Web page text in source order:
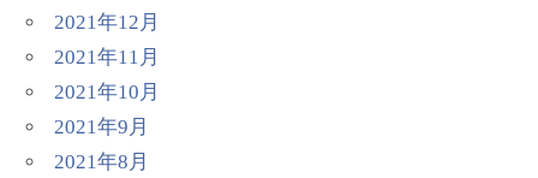
2021年12月
2021年11月
2021年10月
2021年9月
2021年8月